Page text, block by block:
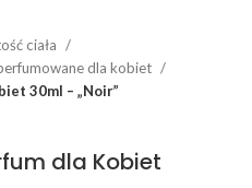
ciała
dla kobiet
30ml – „Noir”
dla Kobiet